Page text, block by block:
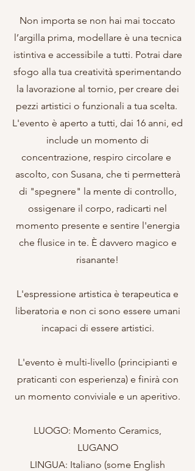
Non importa se non hai mai toccato
l’argilla prima, modellare è una tecnica
istintiva e accessibile a tutti. Potrai dare
sfogo alla tua creatività sperimentando
la lavorazione al tornio, per creare dei
pezzi artistici o funzionali a tua scelta.
L'evento è aperto a tutti, dai 16 anni, ed
include un momento di
concentrazione, respiro circolare e ​
ascolto, con Susana, che ti permetterà
di "spegnere" la mente di controllo,
ossigenare il corpo, radicarti nel
momento presente e sentire l'energia
che flusice in te. È davvero magico e
risanante!
L'espressione artistica è terapeutica e
liberatoria e non ci sono essere umani
incapaci di essere artistici.
L'evento è multi-livello (principianti e
praticanti con esperienza) e finirà con
un momento conviviale e un aperitivo.
LUOGO: Momento Ceramics,
LUGANO
LINGUA: Italiano (some English